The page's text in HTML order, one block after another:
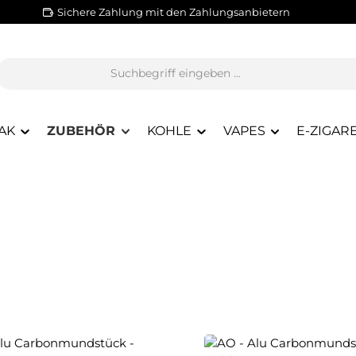
Sichere Zahlung mit den Zahlungsanbietern
ZUBEHÖR KOHLE VAPES E-